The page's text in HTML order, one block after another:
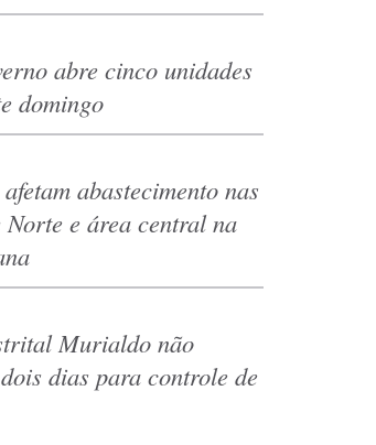
abre cinco unidades
domingo
abastecimento nas
Norte e área central na
Murialdo não
dias para controle de